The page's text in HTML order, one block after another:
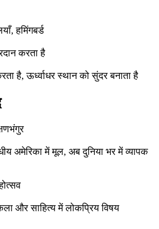
हमिंगबर्ड
करता है
है, ऊर्ध्वाधर स्थान को सुंदर बनाता है
अमेरिका में मूल, अब दुनिया भर में व्यापक
और साहित्य में लोकप्रिय विषय